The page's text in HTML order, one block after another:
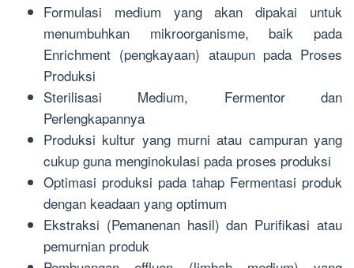
Formulasi medium yang akan dipakai untuk
menumbuhkan mikroorganisme, baik pada
Enrichment (pengkayaan) ataupun pada Proses
Produksi
Sterilisasi Medium, Fermentor dan
Perlengkapannya
Produksi kultur yang murni atau campuran yang
cukup guna menginokulasi pada proses produksi
Optimasi produksi pada tahap Fermentasi produk
dengan keadaan yang optimum
Ekstraksi (Pemanenan hasil) dan Purifikasi atau
pemurnian produk